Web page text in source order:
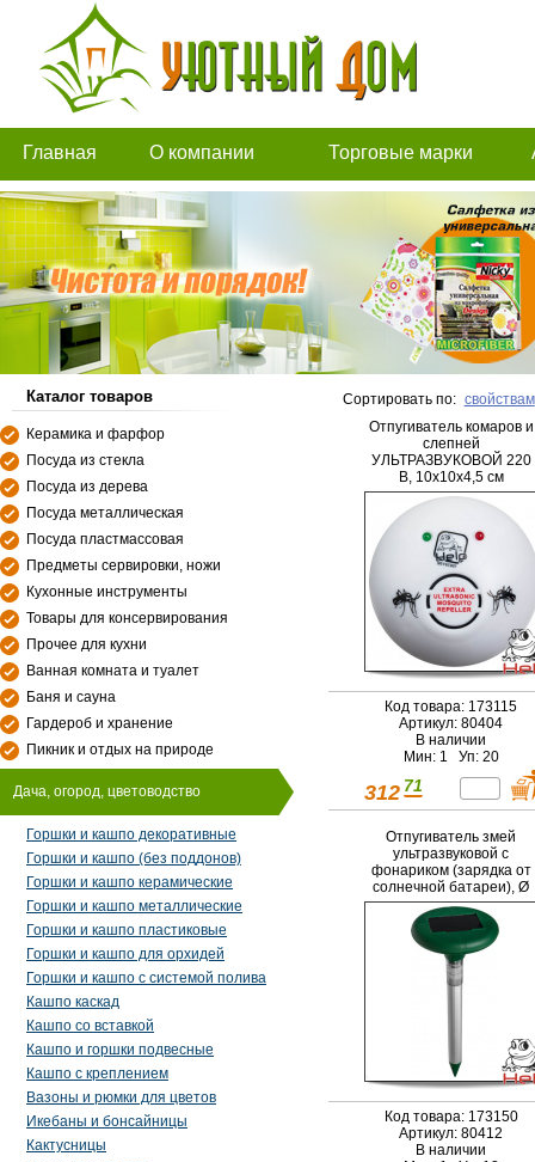
Главная О компании Торговые марки
Каталог товаров
Керамика и фарфор
Посуда из стекла
Посуда из дерева
Посуда металлическая
Посуда пластмассовая
Предметы сервировки, ножи
Кухонные инструменты
Товары для консервирования
Прочее для кухни
Ванная комната и туалет
Баня и сауна
Гардероб и хранение
Пикник и отдых на природе
Дача, огород, цветоводство
Горшки и кашпо декоративные
Горшки и кашпо (без поддонов)
Горшки и кашпо керамические
Горшки и кашпо металлические
Горшки и кашпо пластиковые
Горшки и кашпо для орхидей
Горшки и кашпо с системой полива
Кашпо каскад
Кашпо со вставкой
Кашпо и горшки подвесные
Кашпо с креплением
Вазоны и рюмки для цветов
Икебаны и бонсайницы
Кактусницы
Сортировать по: свойствам
Отпугиватель комаров и
слепней
УЛЬТРАЗВУКОВОЙ 220
В, 10х10х4,5 см
Код товара: 173115
Артикул: 80404
В наличии
Мин: 1 Уп: 20
312 71
Отпугиватель змей
ультразвуковой с
фонариком (зарядка от
солнечной батареи), Ø
15x38 см
Код товара: 173150
Артикул: 80412
В наличии